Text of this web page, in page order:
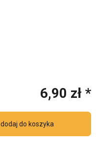
6,90 zł *
dodaj do koszyka